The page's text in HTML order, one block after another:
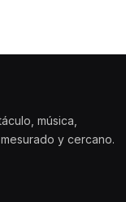
música,
y cercano.